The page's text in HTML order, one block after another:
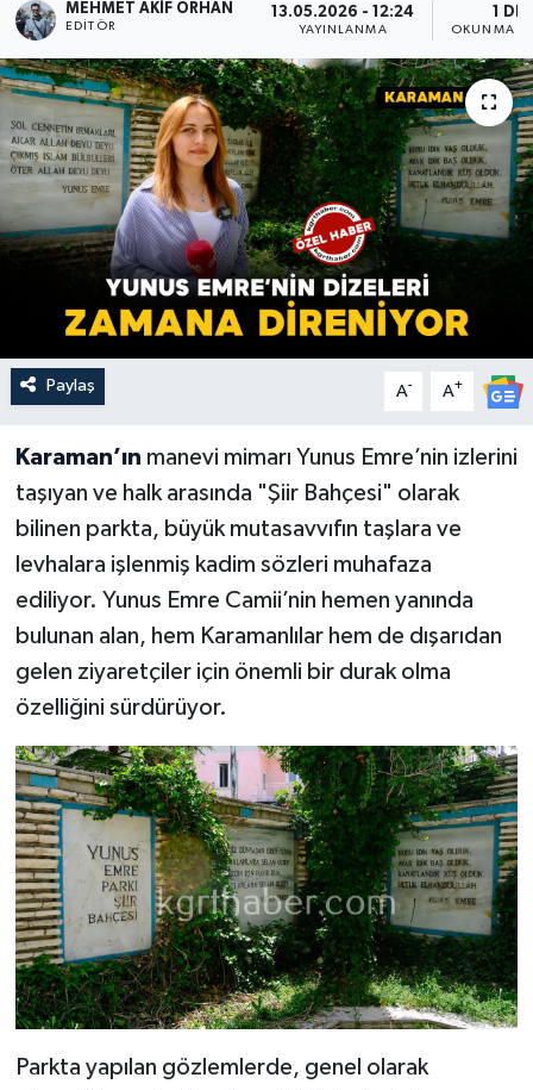
MEHMET AKIF ORHAN
EDITÖR
13.05.2026 - 12:24
YAYINLANMA
1 DK
OKUNMA
Paylaş A- A+
Karaman’ın manevi mimarı Yunus Emre’nin izlerini
taşıyan ve halk arasında "Şiir Bahçesi" olarak
bilinen parkta, büyük mutasavvıfın taşlara ve
levhalara işlenmiş kadim sözleri muhafaza
ediliyor. Yunus Emre Camii’nin hemen yanında
bulunan alan, hem Karamanlılar hem de dışarıdan
gelen ziyaretçiler için önemli bir durak olma
özelliğini sürdürüyor.
Parkta yapılan gözlemlerde, genel olarak